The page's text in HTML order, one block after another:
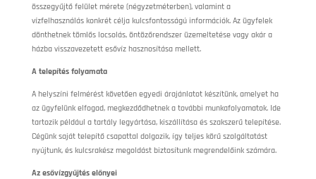
összegyűjtő felület mérete (négyzetméterben), valamint a
vízfelhasználás konkrét célja kulcsfontosságú információk. Az ügyfelek
dönthetnek tömlős locsolás, öntözőrendszer üzemeltetése vagy akár a
házba visszavezetett esővíz hasznosítása mellett.
A telepítés folyamata
A helyszíni felmérést követően egyedi árajánlatot készítünk, amelyet ha
az ügyfelünk elfogad, megkezdődhetnek a további munkafolyamatok. Ide
tartozik például a tartály legyártása, kiszállítása és szakszerű telepítése.
Cégünk saját telepítő csapattal dolgozik, így teljes körű szolgáltatást
nyújtunk, és kulcsrakész megoldást biztosítunk megrendelőink számára.
Az esővízgyűjtés előnyei